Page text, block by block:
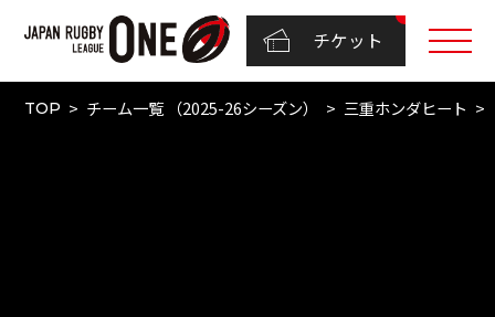
チケット
TOP チーム一覧 （2025-26シーズン） 三重ホンダヒート